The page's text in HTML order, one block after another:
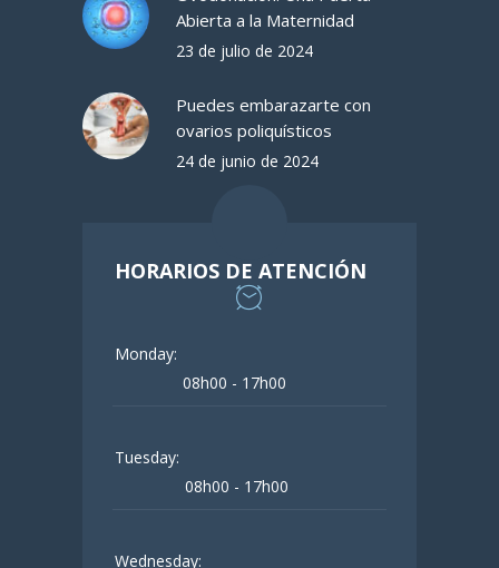
Abierta a la Maternidad
23 de julio de 2024
Puedes embarazarte con
ovarios poliquísticos
24 de junio de 2024
HORARIOS DE ATENCIÓN
Monday:
08h00 - 17h00
Tuesday:
08h00 - 17h00
Wednesday: